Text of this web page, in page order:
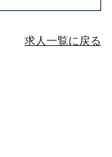
求人一覧に戻る